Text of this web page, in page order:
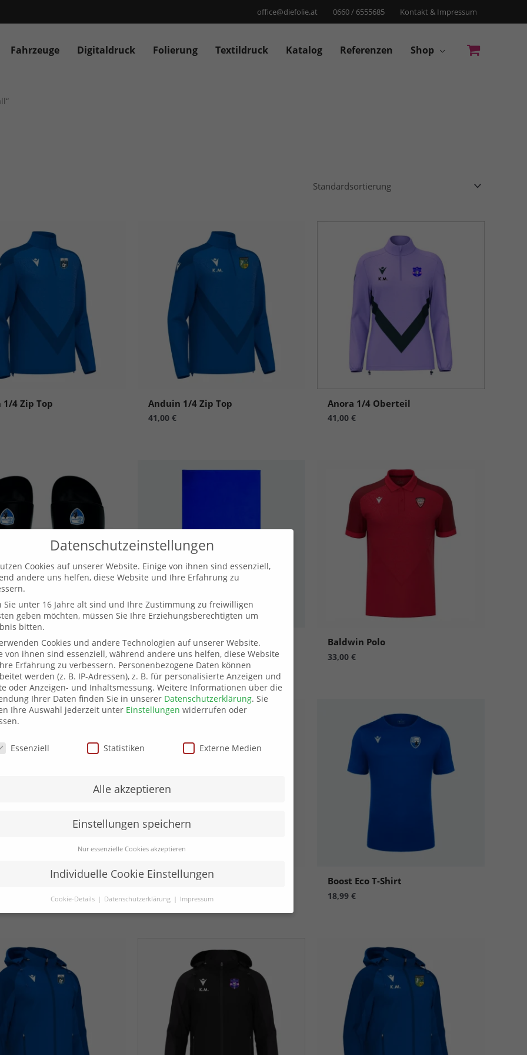
office@diefolie.at 0660 / 6555685 Kontakt & Impressum
Fahrzeuge Digitaldruck Folierung Textildruck Katalog Referenzen Shop
4 Zip Top Anduin 1/4 Zip Top
41,00 €
Anora 1/4 Oberteil
41,00 €
Badetuch
29,99€
Baldwin Polo
33,00 €
Polo Baldwin Polo
32,00 €
Boost Eco T-Shirt
18,99 €
Datenschutzeinstellungen
Cookies auf unserer Website. Einige von ihnen sind essenziell,
andere uns helfen, diese Website und Ihre Erfahrung zu
Sie unter 16 Jahre alt sind und Ihre Zustimmung zu freiwilligen
geben möchten, müssen Sie Ihre Erziehungsberechtigten um
bitten.
Cookies und andere Technologien auf unserer Website.
von ihnen sind essenziell, während andere uns helfen, diese Website
Erfahrung zu verbessern. Personenbezogene Daten können
werden (z. B. IP-Adressen), z. B. für personalisierte Anzeigen und
oder Anzeigen- und Inhaltsmessung. Weitere Informationen über die
Ihrer Daten finden Sie in unserer Datenschutzerklärung. Sie
Ihre Auswahl jederzeit unter Einstellungen widerrufen oder
Essenziell Statistiken Externe Medien
Alle akzeptieren
Einstellungen speichern
Nur essenzielle Cookies akzeptieren
Individuelle Cookie Einstellungen
Cookie-Details Datenschutzerklärung Impressum
Datenschutzeinstellungen
bitten.
Cookies und andere Technologien auf unserer Website.
von ihnen sind essenziell, während andere uns helfen, diese Website
Erfahrung zu verbessern.
Personenbezogene Daten können
werden (z. B. IP-Adressen), z. B. für personalisierte Anzeigen und
oder Anzeigen- und Inhaltsmessung.
Weitere Informationen über die
Ihrer Daten finden Sie in unserer
Datenschutzerklärung
finden Sie eine Übersicht über alle verwendeten Cookies. Sie können
zu ganzen Kategorien geben oder sich weitere